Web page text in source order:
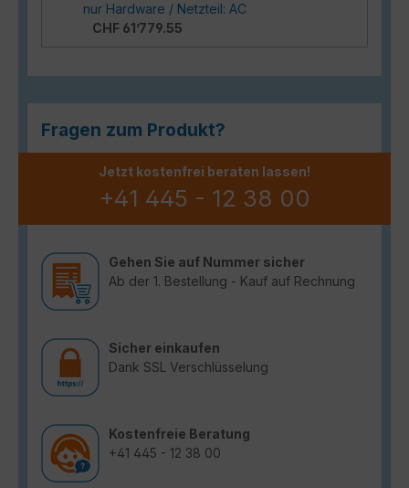
nur Hardware / Netzteil: AC
CHF 61’779.55
Fragen zum Produkt?
Jetzt kostenfrei beraten lassen!
+41 445 - 12 38 00
Gehen Sie auf Nummer sicher
Ab der 1. Bestellung - Kauf auf Rechnung
Sicher einkaufen
Dank SSL Verschlüsselung
Kostenfreie Beratung
+41 445 - 12 38 00